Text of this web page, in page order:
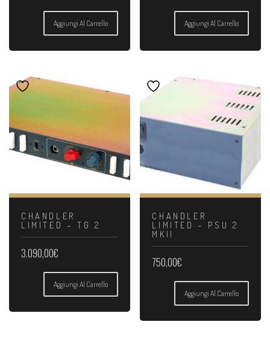
Aggiungi Al Carrello Aggiungi Al Carrello
CHANDLER
LIMITED – TG 2
3.090,00€
Aggiungi Al Carrello
CHANDLER
LIMITED – PSU 2
MKII
750,00€
Aggiungi Al Carrello